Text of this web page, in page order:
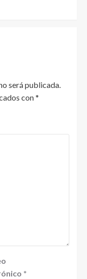
será publicada.
con*
*